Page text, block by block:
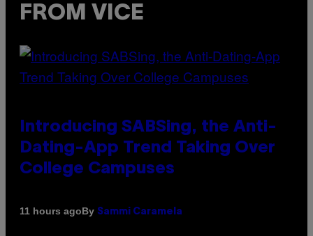
FROM VICE
Introducing SABSing, the Anti-
Dating-App Trend Taking Over
College Campuses
11 hours agoBy Sammi Caramela